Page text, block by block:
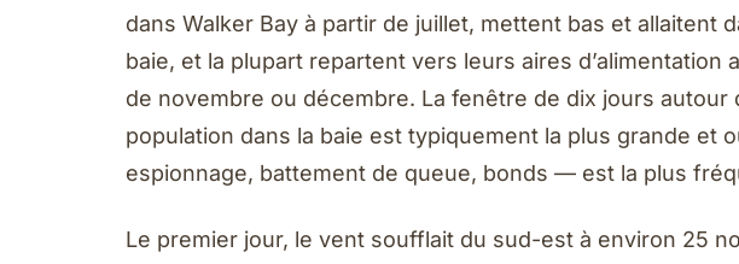
dans Walker Bay à partir de juillet, mettent bas et allaitent
baie, et la plupart repartent vers leurs aires d’alimentation
de novembre ou décembre. La fenêtre de dix jours autour
population dans la baie est typiquement la plus grande et
espionnage, battement de queue, bonds — est la plus
Le premier jour, le vent soufflait du sud-est à environ 25